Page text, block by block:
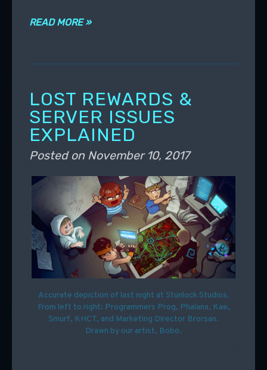
READ MORE »
LOST REWARDS &
SERVER ISSUES
EXPLAINED
Posted on November 10, 2017
Accurate depiction of last night at Stunlock Studios.
From left to right: Programmers Prog, Phalanx, Kae,
Smurf, KHCT, and Marketing Director Brorsan.
Drawn by our artist, Bobo.